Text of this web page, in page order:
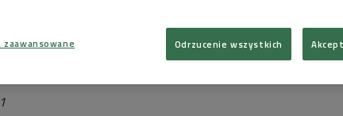
Odrzucenie wszystkich